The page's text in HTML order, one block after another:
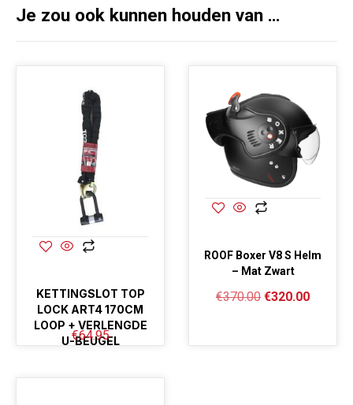
Je zou ook kunnen houden van …
KETTINGSLOT TOP
LOCK ART4 170CM
LOOP + VERLENGDE
U-BEUGEL
€64.95
ROOF Boxer V8 S Helm
– Mat Zwart
€370.00 €320.00